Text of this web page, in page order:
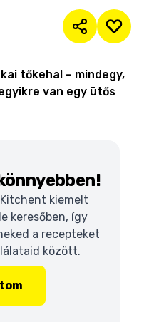
tőkehal – mindegy,
van egy ütős
kiemelt
keresőben, így
a recepteket
között.